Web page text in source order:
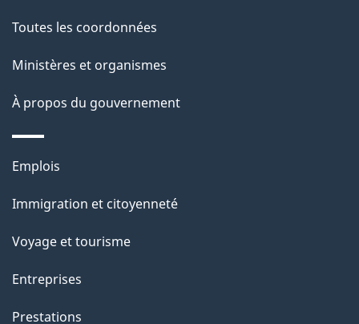
g
e
t
i
n
s
u
r
c
t
t
Toutes les coordonnées
Ministères et organismes
À propos du gouvernement
Thèmes
sujets
Emplois
Immigration et citoyenneté
Voyage et tourisme
Entreprises
Prestations